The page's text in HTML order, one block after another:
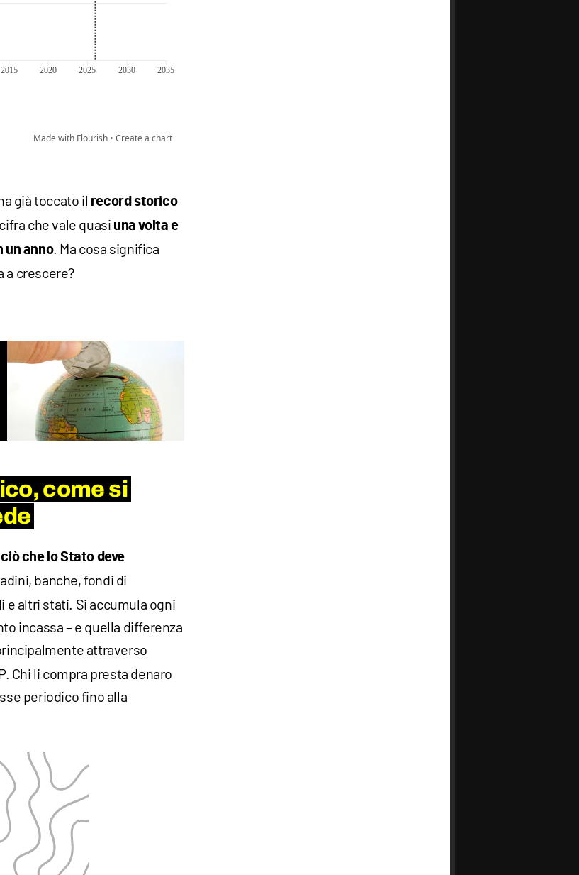
già toccato il record storico
che vale quasi una volta e
un anno. Ma cosa significa
a crescere?
come si
che lo Stato deve
banche, fondi di
altri stati. Si accumula ogni
incassa – e quella differenza
attraverso
Chi li compra presta denaro
periodico fino alla